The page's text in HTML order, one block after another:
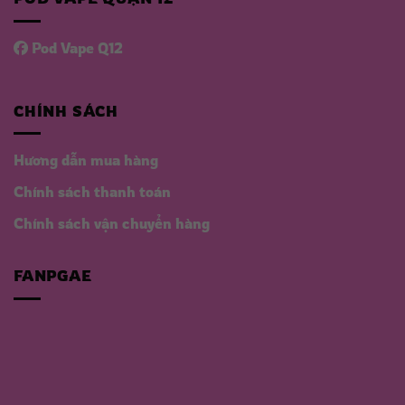
Pod Vape Q12
CHÍNH SÁCH
Hương dẫn mua hàng
Chính sách thanh toán
Chính sách vận chuyển hàng
FANPGAE